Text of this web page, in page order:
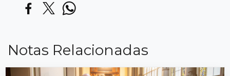
Notas Relacionadas